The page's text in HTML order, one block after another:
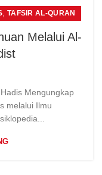
, TAFSIR AL-QURAN
Melalui Al-
Mengungkap
melalui Ilmu